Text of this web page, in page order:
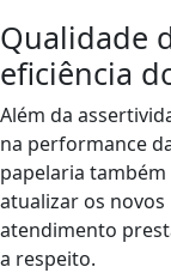
Qualidade
eficiência
Além da
na performance
papelaria
atualizar os
atendimento
a respeito.